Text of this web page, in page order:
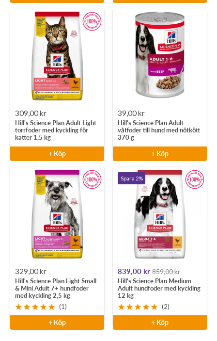
Rea-
pris
309,00 kr
Hill's Science Plan Adult Light
torrfoder med kyckling för
katter 1,5 kg
+ Köp
Rea-
pris
39,00 kr
Hill's Science Plan Adult
våtfoder till hund med nötkött
370 g
+ Köp
Rea-
pris
329,00 kr
Hill's Science Plan Light Small
& Mini Adult 7+ hundfoder
med kyckling 2,5 kg
(1)
+ Köp
Spara 2%
Rea-
pris
839,00 kr859,00 kr
Hill's Science Plan Medium
Adult hundfoder med kyckling
12 kg
(2)
+ Köp